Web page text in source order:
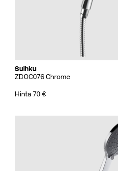
Suihku
ZDOC076 Chrome
Hinta 70 €